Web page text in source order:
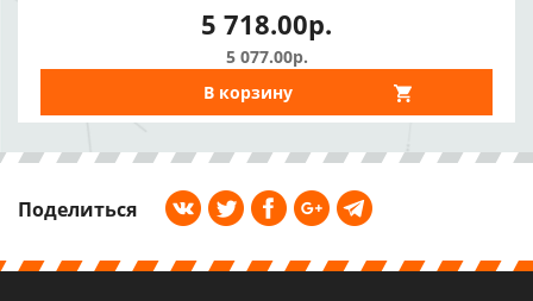
5 718.00р.
5 077.00р.
В корзину
Поделиться